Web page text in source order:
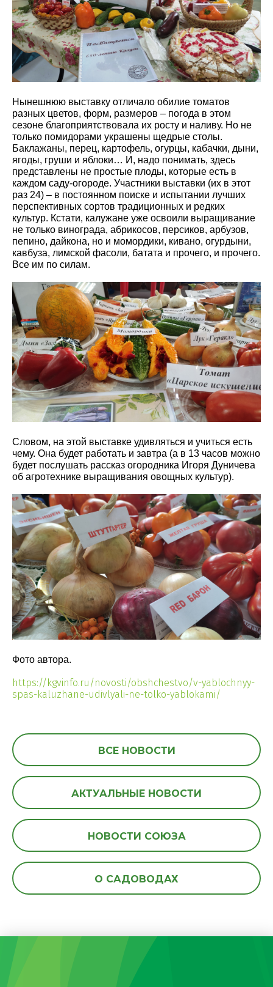
Нынешнюю выставку отличало обилие томатов
разных цветов, форм, размеров – погода в этом
сезоне благоприятствовала их росту и наливу. Но не
только помидорами украшены щедрые столы.
Баклажаны, перец, картофель, огурцы, кабачки, дыни,
ягоды, груши и яблоки… И, надо понимать, здесь
представлены не простые плоды, которые есть в
каждом саду-огороде. Участники выставки (их в этот
раз 24) – в постоянном поиске и испытании лучших
перспективных сортов традиционных и редких
культур. Кстати, калужане уже освоили выращивание
не только винограда, абрикосов, персиков, арбузов,
пепино, дайкона, но и момордики, кивано, огурдыни,
кавбуза, лимской фасоли, батата и прочего, и прочего.
Все им по силам.
Словом, на этой выставке удивляться и учиться есть
чему. Она будет работать и завтра (а в 13 часов можно
будет послушать рассказ огородника Игоря Дуничева
об агротехнике выращивания овощных культур).
Фото автора.
https://kgvinfo.ru/novosti/obshchestvo/v-yablochnyy-
spas-kaluzhane-udivlyali-ne-tolko-yablokami/
ВСЕ НОВОСТИ
АКТУАЛЬНЫЕ НОВОСТИ
НОВОСТИ СОЮЗА
О САДОВОДАХ